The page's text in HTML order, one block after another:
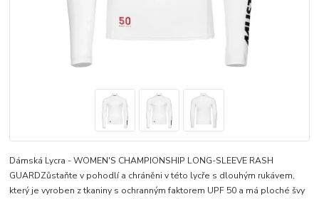
Dámská Lycra - WOMEN'S CHAMPIONSHIP LONG-SLEEVE RASH
GUARDZůstaňte v pohodlí a chráněni v této lycře s dlouhým rukávem,
který je vyroben z tkaniny s ochranným faktorem UPF 50 a má ploché švy